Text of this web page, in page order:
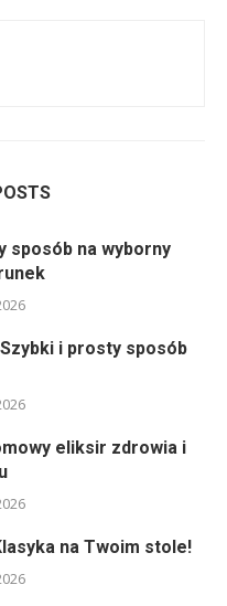
sposób na wyborny
i prosty sposób
eliksir zdrowia i
na Twoim stole!